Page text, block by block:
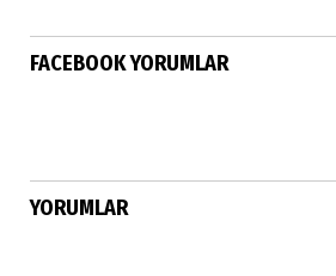
FACEBOOK YORUMLAR
YORUMLAR